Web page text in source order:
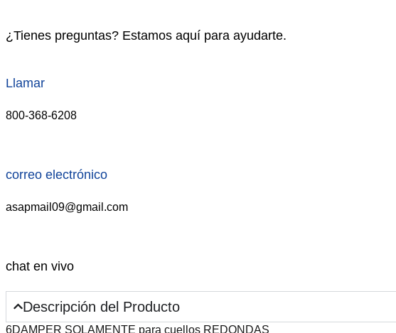
¿Tienes preguntas? Estamos aquí para ayudarte.
Llamar
800-368-6208
correo electrónico
asapmail09@gmail.com
chat en vivo
Descripción del Producto
6DAMPER SOLAMENTE para cuellos REDONDAS